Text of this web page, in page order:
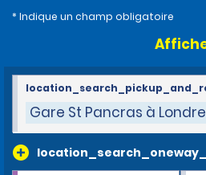
* Indique un champ obligatoire
Gare St Pancras à